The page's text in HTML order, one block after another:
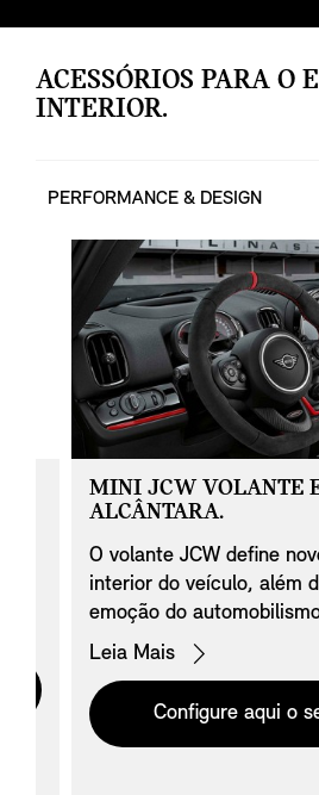
ACESSÓRIOS PARA O
INTERIOR.
PERFORMANCE & DESIGN
MINI JCW VOLANTE
ALCÂNTARA.
O volante JCW define
interior do veículo, além
emoção do
formato extremamente
fabricado em Alcântara /
destacam a aparência
jovem do MINI. O volante é
Preço: R$ 9.087*
Leia Mais
Configure aqui o